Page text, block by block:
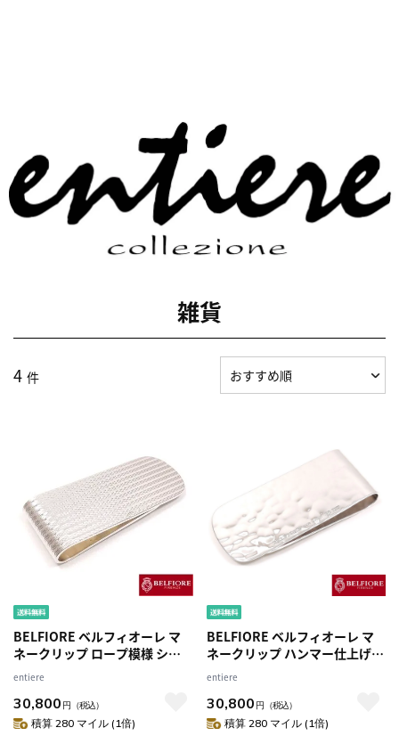
雑貨
4 件
BELFIORE ベルフィオーレ マ
ネークリップ ロープ模様 シル
バー925
entiere
30,800 円 （税込）
積算 280 マイル (1倍)
BELFIORE ベルフィオーレ マ
ネークリップ ハンマー仕上げ
シルバー925
entiere
30,800 円 （税込）
積算 280 マイル (1倍)